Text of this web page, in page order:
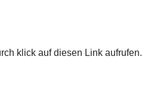
klick auf diesen Link aufrufen.